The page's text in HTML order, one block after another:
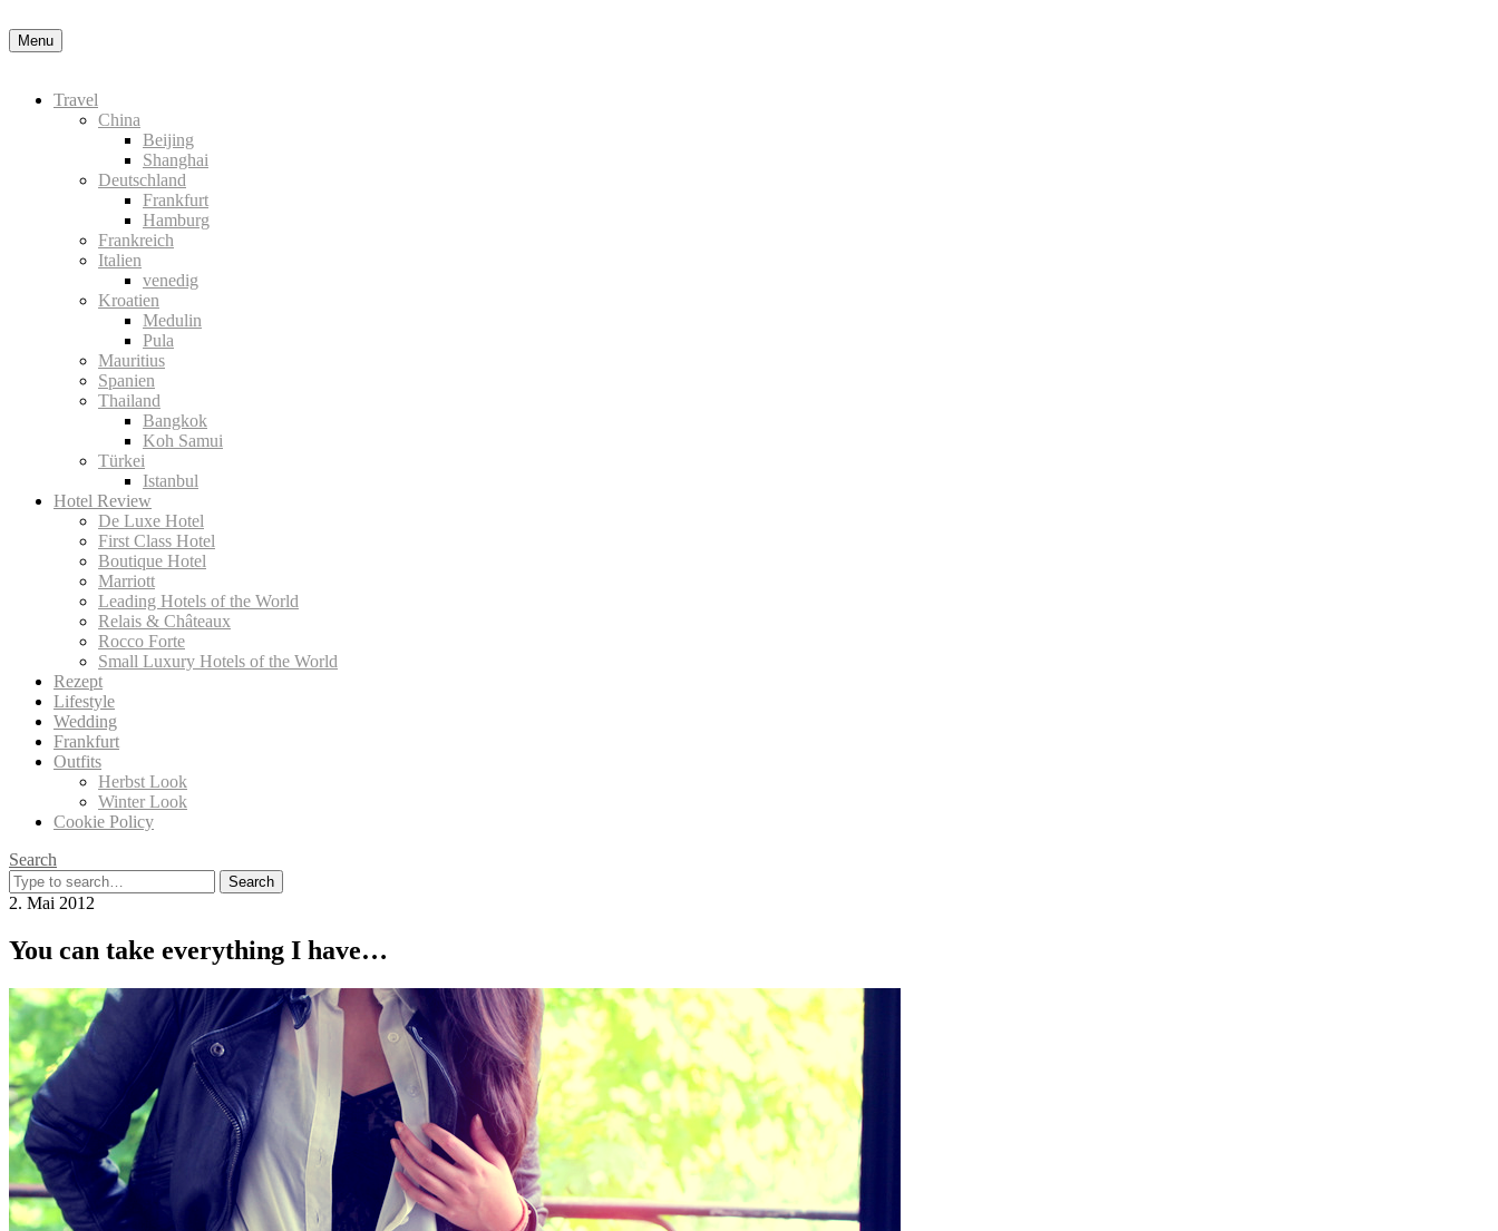
Menu
Travel
China
Beijing
Shanghai
Deutschland
Frankfurt
Hamburg
Frankreich
Italien
venedig
Kroatien
Medulin
Pula
Mauritius
Spanien
Thailand
Bangkok
Koh Samui
Türkei
Istanbul
Hotel Review
De Luxe Hotel
First Class Hotel
Boutique Hotel
Marriott
Leading Hotels of the World
Relais & Châteaux
Rocco Forte
Small Luxury Hotels of the World
Rezept
Lifestyle
Wedding
Frankfurt
Outfits
Herbst Look
Winter Look
Cookie Policy
Search
Search
for:
2. Mai 2012
You can take everything I have…